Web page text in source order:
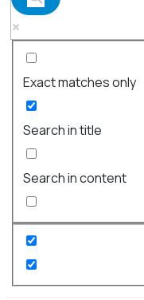
Exact matches only
Search in title
Search in content